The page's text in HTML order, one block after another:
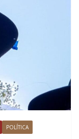
POLÍTICA